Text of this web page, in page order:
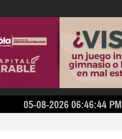
05-08-2026 06:46:44 PM